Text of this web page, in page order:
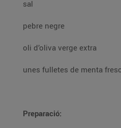
sal
pebre negre
oli d’oliva verge extra
unes fulletes de menta
Preparació: